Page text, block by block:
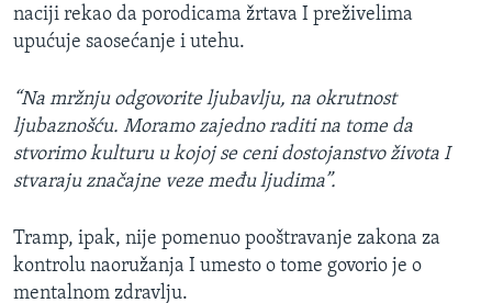
naciji rekao da porodicama žrtava I preživelima
upućuje saosećanje i utehu.
“Na mržnju odgovorite ljubavlju, na okrutnost
ljubaznošću. Moramo zajedno raditi na tome da
stvorimo kulturu u kojoj se ceni dostojanstvo života I
stvaraju značajne veze među ljudima”.
Tramp, ipak, nije pomenuo pooštravanje zakona za
kontrolu naoružanja I umesto o tome govorio je o
mentalnom zdravlju.